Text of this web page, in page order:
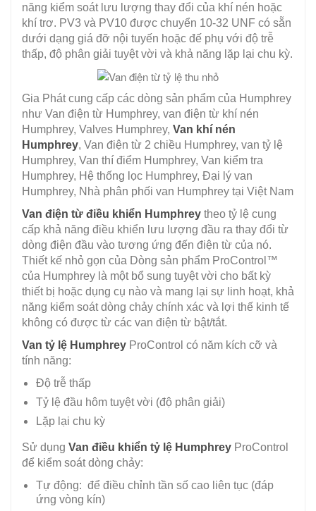
năng kiểm soát lưu lượng thay đổi của khí nén hoặc
khí trơ. PV3 và PV10 được chuyển 10-32 UNF có sẵn
dưới dạng giá đỡ nội tuyến hoặc đế phụ với độ trễ
thấp, độ phân giải tuyệt vời và khả năng lặp lại chu kỳ.
Gia Phát cung cấp các dòng sản phẩm của Humphrey
như Van điện từ Humphrey, van điện từ khí nén
Humphrey, Valves Humphrey, Van khí nén
Humphrey, Van điện từ 2 chiều Humphrey, van tỷ lệ
Humphrey, Van thí điểm Humphrey, Van kiểm tra
Humphrey, Hệ thống lọc Humphrey, Đại lý van
Humphrey, Nhà phân phối van Humphrey tại Việt Nam
Van điện từ điều khiển Humphrey theo tỷ lệ cung
cấp khả năng điều khiển lưu lượng đầu ra thay đổi từ
dòng điện đầu vào tương ứng đến điện từ của nó.
Thiết kế nhỏ gọn của Dòng sản phẩm ProControl™
của Humphrey là một bổ sung tuyệt vời cho bất kỳ
thiết bị hoặc dụng cụ nào và mang lại sự linh hoạt, khả
năng kiểm soát dòng chảy chính xác và lợi thế kinh tế
không có được từ các van điện từ bật/tắt.
Van tỷ lệ Humphrey ProControl có năm kích cỡ và
tính năng:
Độ trễ thấp
Tỷ lệ đầu hôm tuyệt vời (độ phân giải)
Lặp lại chu kỳ
Sử dụng Van điều khiển tỷ lệ Humphrey ProControl
để kiểm soát dòng chảy:
Tự động: để điều chỉnh tần số cao liên tục (đáp
ứng vòng kín)